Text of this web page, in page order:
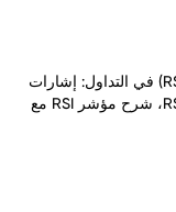
مؤشر القوة النسبية (RSI) في التداول: إشارات
الشراء والبيع لمؤشر RSI، شرح مؤشر RSI مع